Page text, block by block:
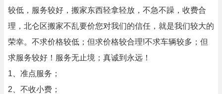
较低，服务较好，搬家东西轻拿轻放，不急不躁，收费合
理，北仑区搬家不乱要价您对我们的信任，就是我们较大的
荣幸。不求价格较低；但求价格较合理!不求车辆较多；但
求服务较好！服务无止境；真诚到永远！
1、准点服务；
2、不收小费；